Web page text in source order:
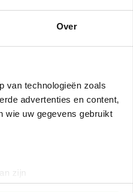
Over
van technologieën zoals
advertenties en content,
wie uw gegevens gebruikt
zijn